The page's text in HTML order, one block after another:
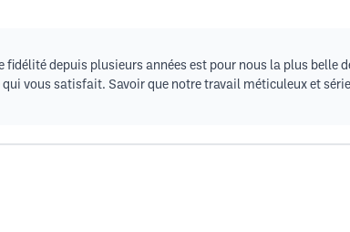
depuis plusieurs années est pour nous la plus belle
vous satisfait. Savoir que notre travail méticuleux et